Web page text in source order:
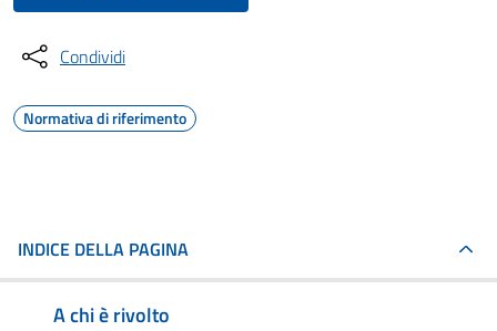
Condividi
Normativa di riferimento
INDICE DELLA PAGINA
A chi è rivolto